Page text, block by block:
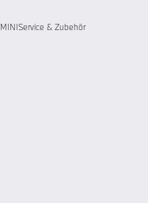
MINIService & Zubehör